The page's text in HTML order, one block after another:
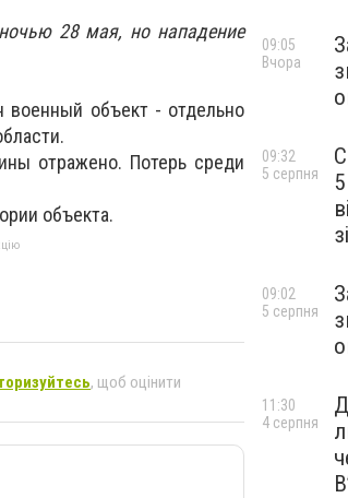
28 мая, но нападение
объект - отдельно
отражено. Потерь среди
объекта.
, щоб оцінити
09:05
Вчора
09:32
5 серпня
09:02
5 серпня
11:30
4 серпня